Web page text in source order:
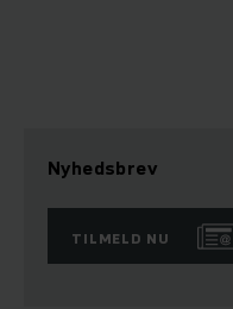
Nyhedsbrev
TILMELD NU